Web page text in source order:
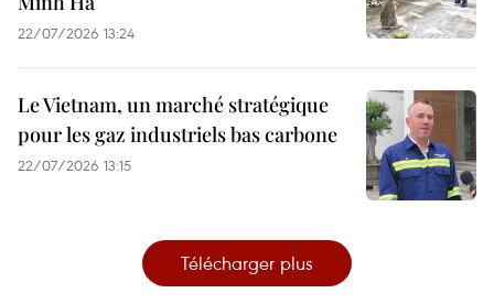
22/07/2026 13:24
Le Vietnam, un marché stratégique
pour les gaz industriels bas carbone
22/07/2026 13:15
Télécharger plus